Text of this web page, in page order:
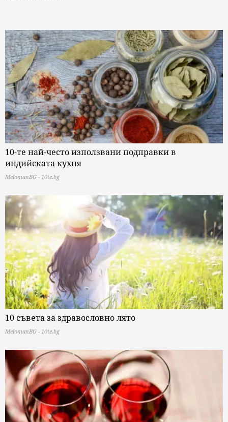
10-те най-често използвани подправки в
индийската кухня
MelomanBG - 10te.bg
10 съвета за здравословно лято
MelomanBG - 10te.bg